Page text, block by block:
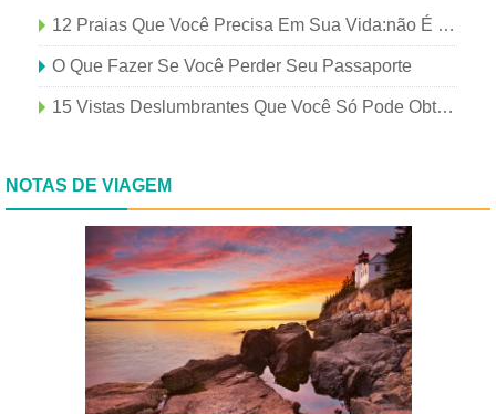
12 Praias Que Você Precisa Em Sua Vida:não É Necessário Passaporte
O Que Fazer Se Você Perder Seu Passaporte
15 Vistas Deslumbrantes Que Você Só Pode Obter Em Um Cruzeiro No Mediterrâneo
NOTAS DE VIAGEM